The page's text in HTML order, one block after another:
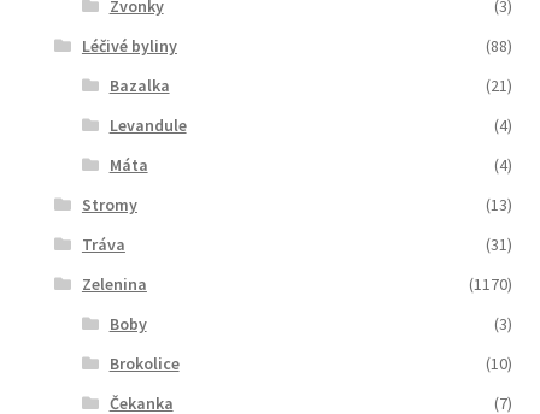
Zvonky
(3)
Léčivé byliny
(88)
Bazalka
(21)
Levandule
(4)
Máta
(4)
Stromy
(13)
Tráva
(31)
Zelenina
(1170)
Boby
(3)
Brokolice
(10)
Čekanka
(7)